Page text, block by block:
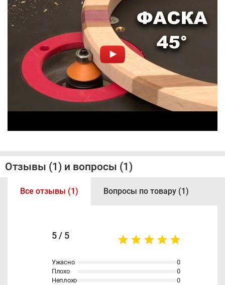
Отзывы (1) и вопросы (1)
Все отзывы (1) Вопросы по товару (1)
5 / 5
Ужасно
0
Плохо
0
Неплохо
0